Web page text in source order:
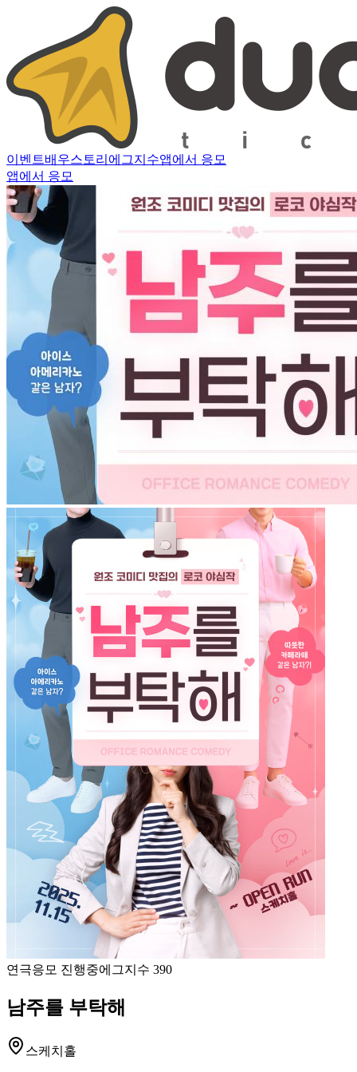
이벤트배우스토리 에그지수앱에서 응모
앱에서 응모
연극응모 진행중에그지수 390
남주를 부탁해
스케치홀